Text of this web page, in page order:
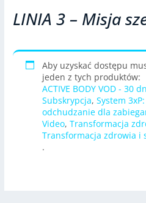
LINIA 3 – Misja
Aby uzyskać dostępu
jeden z tych produktów:
ACTIVE BODY VOD - 30
Subskrypcja, System
odchudzanie dla
Video, Transformacja
Transformacja zdrowia i
.